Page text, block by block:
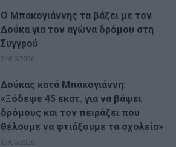
Ο Μπακογιάννης τα βάζει με τον
Δούκα για τον αγώνα δρόμου στη
Συγγρού
24/06/2026
Δούκας κατά Μπακογιάννη:
«Ξόδεψε 45 εκατ. για να βάψει
δρόμους και τον πειράζει που
θέλουμε να φτιάξουμε τα σχολεία»
13/06/2026